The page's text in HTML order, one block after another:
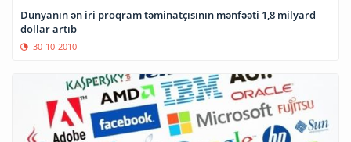
Dünyanın ən iri proqram təminatçısının mənfəəti 1,8 milyard
dollar artıb
30-10-2010